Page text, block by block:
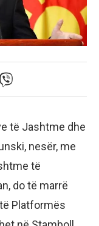
të Jashtme dhe
nesër, me
të
do të marrë
Platformës